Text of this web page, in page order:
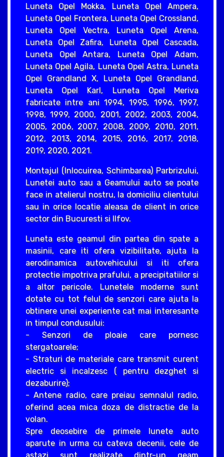
Luneta Opel Mokka, Luneta Opel Ampera,
Luneta Opel Frontera, Luneta Opel Crossland,
Luneta Opel Vectra, Luneta Opel Arena,
Luneta Opel Zafira, Luneta Opel Cascada,
Luneta Opel Antara, Luneta Opel Adam,
Luneta Opel Agila, Luneta Opel Astra, Luneta
Opel Grandland X, Luneta Opel Grandland,
Luneta Opel Karl, Luneta Opel Meriva
fabricate intre ani 1994, 1995, 1996, 1997,
1998, 1999, 2000, 2001, 2002, 2003, 2004,
2005, 2006, 2007, 2008, 2009, 2010, 2011,
2012, 2013, 2014, 2015, 2016, 2017, 2018,
2019, 2020, 2021.
Montajul (Inlocuirea, Schimbarea) Parbrizului,
Lunetei auto sau a Geamului auto se poate
face in atelierul nostru, la domiciliu clientului
sau in orice locatie aleasa de client in orice
sector din Bucuresti si Ilfov.
Luneta este geamul din partea din spate a
masinii, care iti ofera vizibilitate, ajuta la
aerodinamica autovehicului si iti ofera
protectie impotriva prafului, a precipitatiilor si
a altor pericole. Lunetele moderne sunt
dotate cu tot felul de senzori care ajuta la
obtinere unei experiente cat mai interesante
in timpul condusului:
- Senzori de ploaie care pornesc
stergatoarele;
- Straturi de materiale care transmit curent
electric si incalzesc ( pentru dezghet si
dezaburire);
- Antene radio, care preiau semnalul radio,
oferind acea mica doza de distractie de la
volan.
Spre deosebire de primele lunete auto
aparute in urma cu cateva decenii, cele de